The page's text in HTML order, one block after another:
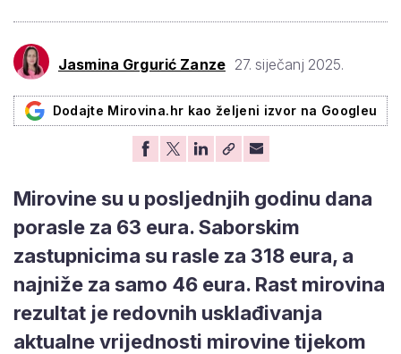
Jasmina Grgurić Zanze 27. siječanj 2025.
Dodajte Mirovina.hr kao željeni izvor na Googleu
Mirovine su u posljednjih godinu dana
porasle za 63 eura. Saborskim
zastupnicima su rasle za 318 eura, a
najniže za samo 46 eura. Rast mirovina
rezultat je redovnih usklađivanja
aktualne vrijednosti mirovine tijekom